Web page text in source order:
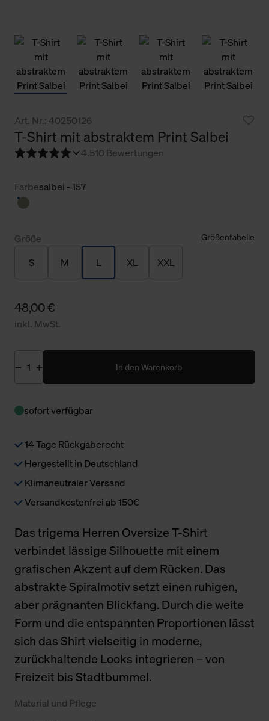
Art. Nr.: 40250126
T-Shirt mit abstraktem Print Salbei
4.510 Bewertungen
Farbesalbei - 157
Größe Größentabelle
S M L XL XXL
48,00 €
inkl. MwSt.
In den Warenkorb
sofort verfügbar
14 Tage Rückgaberecht
Hergestellt in Deutschland
Klimaneutraler Versand
Versandkostenfrei ab 150€
Das trigema Herren Oversize T-Shirt
verbindet lässige Silhouette mit einem
grafischen Akzent auf dem Rücken. Das
abstrakte Spiralmotiv setzt einen ruhigen,
aber prägnanten Blickfang. Durch die weite
Form und die entspannten Proportionen lässt
sich das Shirt vielseitig in moderne,
zurückhaltende Looks integrieren – von
Freizeit bis Stadtbummel.
Material und Pflege